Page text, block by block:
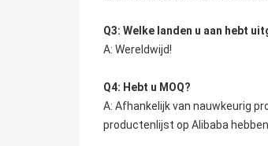
Q3: Welke landen u aan hebt
A: Wereldwijd!
Q4: Hebt u MOQ?
A: Afhankelijk van nauwkeurig
productenlijst op Alibaba